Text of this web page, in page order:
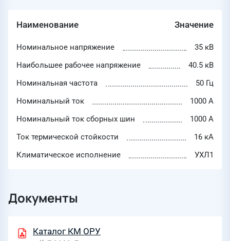
Наименование Значение
Номинальное напряжение
35 кВ
Наибольшее рабочее напряжение
40.5 кВ
Номинальная частота
50 Гц
Номинальный ток
1000 А
Номинальный ток сборных шин
1000 А
Ток термической стойкости
16 кА
Климатическое исполнение
УХЛ1
Документы
Каталог КМ ОРУ